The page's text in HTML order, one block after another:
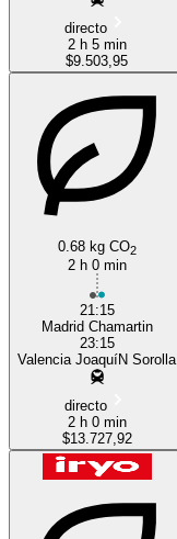
directo
2 h 5 min
$9.503,95
0.68 kg CO2
2 h 0 min
21:15
Madrid Chamartin
23:15
Valencia JoaquíN Sorolla
directo
2 h 0 min
$13.727,92